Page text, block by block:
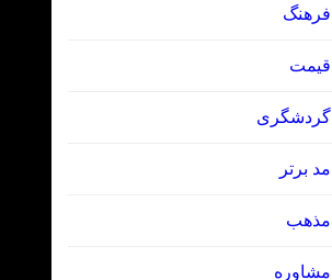
فرهنگ
قیمت
گردشگری
مد برتر
مذهب
مشاوره